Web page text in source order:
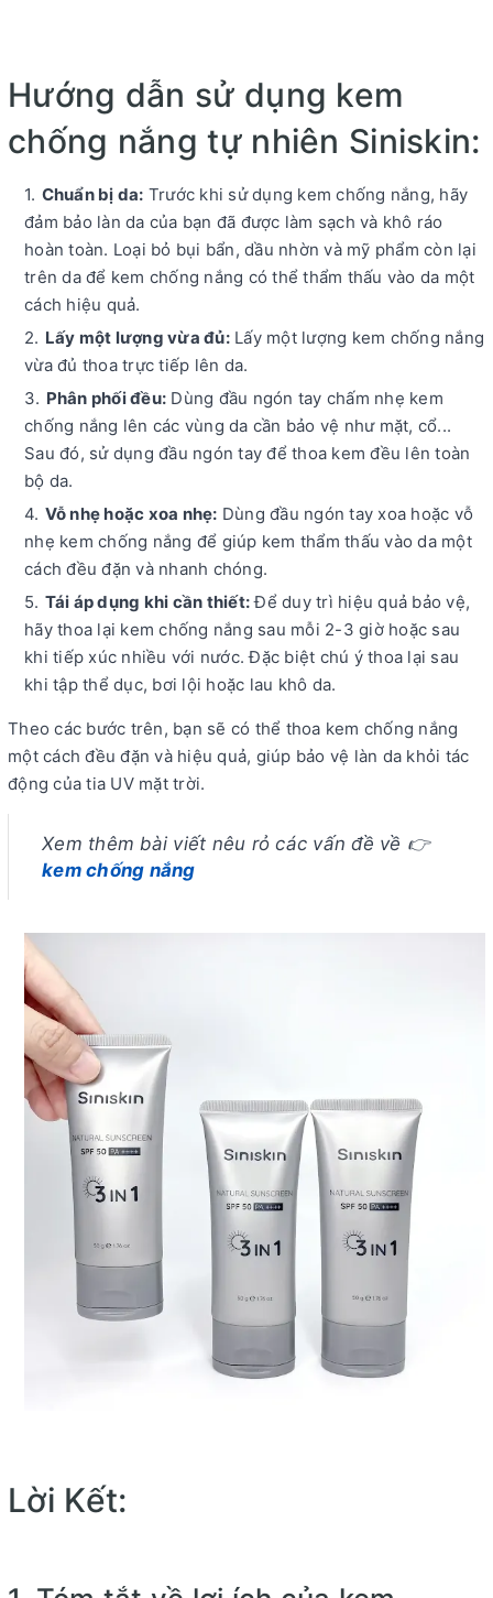
Hướng dẫn sử dụng kem
chống nắng tự nhiên Siniskin:
Chuẩn bị da: Trước khi sử dụng kem chống nắng, hãy
đảm bảo làn da của bạn đã được làm sạch và khô ráo
hoàn toàn. Loại bỏ bụi bẩn, dầu nhờn và mỹ phẩm còn lại
trên da để kem chống nắng có thể thẩm thấu vào da một
cách hiệu quả.
Lấy một lượng vừa đủ:Lấy một lượng kem chống nắng
vừa đủ thoa trực tiếp lên da.
Phân phối đều: Dùng đầu ngón tay chấm nhẹ kem
chống nắng lên các vùng da cần bảo vệ như mặt, cổ...
Sau đó, sử dụng đầu ngón tay để thoa kem đều lên toàn
bộ da.
Vỗ nhẹ hoặc xoa nhẹ: Dùng đầu ngón tay xoa hoặc vỗ
nhẹ kem chống nắng để giúp kem thẩm thấu vào da một
cách đều đặn và nhanh chóng.
Tái áp dụng khi cần thiết:Để duy trì hiệu quả bảo vệ,
hãy thoa lại kem chống nắng sau mỗi 2-3 giờ hoặc sau
khi tiếp xúc nhiều với nước. Đặc biệt chú ý thoa lại sau
khi tập thể dục, bơi lội hoặc lau khô da.
Theo các bước trên, bạn sẽ có thể thoa kem chống nắng
một cách đều đặn và hiệu quả, giúp bảo vệ làn da khỏi tác
động của tia UV mặt trời.
Xem thêm bài viết nêu rỏ các vấn đề về 👉
kem chống nắng
Lời Kết: